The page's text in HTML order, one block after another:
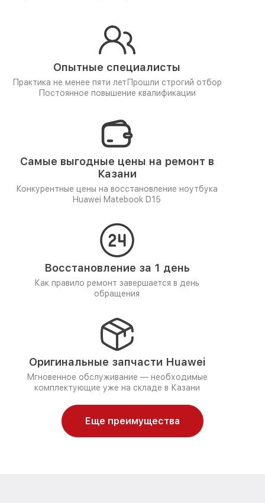
Опытные специалисты
Практика не менее пяти лет Прошли строгий отбор
Постоянное повышение квалификации
Самые выгодные цены на ремонт в
Казани
Конкурентные цены на восстановление ноутбука
Huawei Matebook D15
Восстановление за 1 день
Как правило ремонт завершается в день
обращения
Оригинальные запчасти Huawei
Мгновенное обслуживание — необходимые
комплектующие уже на складе в Казани
Еще преимущества